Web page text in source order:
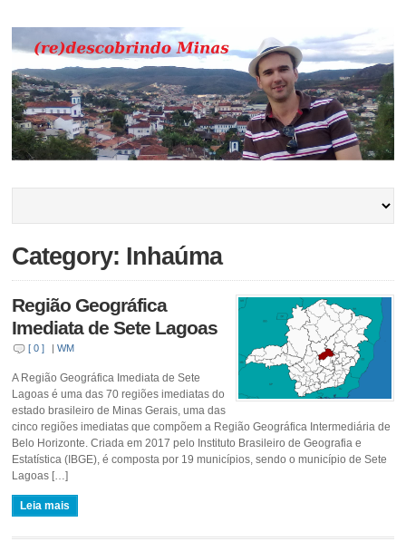
Category: Inhaúma
Região Geográfica
Imediata de Sete Lagoas
[ 0 ] |WM
A Região Geográfica Imediata de Sete
Lagoas é uma das 70 regiões imediatas do
estado brasileiro de Minas Gerais, uma das
cinco regiões imediatas que compõem a Região Geográfica Intermediária de
Belo Horizonte. Criada em 2017 pelo Instituto Brasileiro de Geografia e
Estatística (IBGE), é composta por 19 municípios, sendo o município de Sete
Lagoas […]
Leia mais